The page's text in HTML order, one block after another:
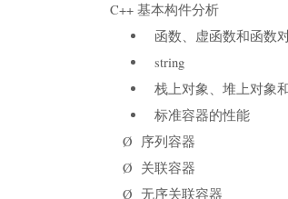
C++ 基本构件分析
函数、虚函数和函数
string
栈上对象、堆上对象
标准容器的性能
Ø 序列容器
Ø 关联容器
Ø 无序关联容器